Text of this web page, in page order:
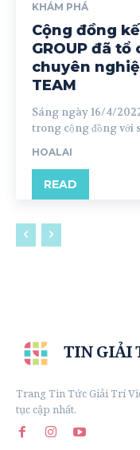
KHÁM PHÁ
Cộng đồng
GROUP đã
chuyên
TEAM
Sáng ngày 16/4/
trong cộng đồng với
HOALAI
READ
TIN GIẢI
Trang Tin Tức Giải Trí
tục cập nhất.